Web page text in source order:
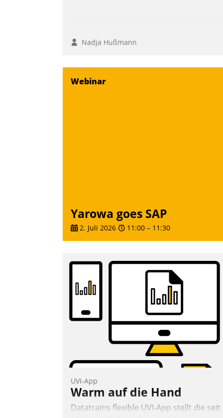
Nadja Hußmann
Webinar
Yarowa goes SAP
2. Juli 2026 11:00 – 11:30
UVI-App
Warm auf die Hand
Datatrains flexible UVI-App stellt die seit